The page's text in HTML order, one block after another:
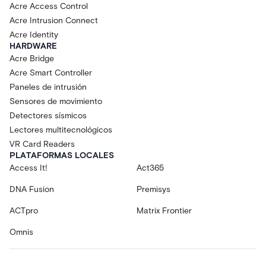
Acre Access Control
Acre Intrusion Connect
Acre Identity
HARDWARE
Acre Bridge
Acre Smart Controller
Paneles de intrusión
Sensores de movimiento
Detectores sísmicos
Lectores multitecnológicos
VR Card Readers
PLATAFORMAS LOCALES
Access It!
Act365
DNA Fusion Premisys
ACTpro Matrix Frontier
Omnis